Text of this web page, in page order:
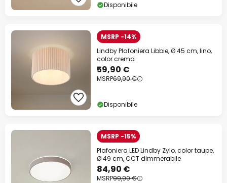
Disponibile
MSRP -14%
Lindby Plafoniera Libbie, Ø 45 cm, lino,
color crema
59,90 €
MSRP69,90 €
Disponibile
MSRP -15%
Plafoniera LED Lindby Zylo, color taupe,
Ø 49 cm, CCT dimmerabile
84,90 €
MSRP99,90 €